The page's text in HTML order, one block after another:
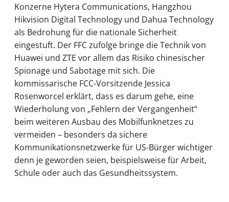
Konzerne Hytera Communications, Hangzhou
Hikvision Digital Technology und Dahua Technology
als Bedrohung für die nationale Sicherheit
eingestuft. Der FFC zufolge bringe die Technik von
Huawei und ZTE vor allem das Risiko chinesischer
Spionage und Sabotage mit sich. Die
kommissarische FCC-Vorsitzende Jessica
Rosenworcel erklärt, dass es darum gehe, eine
Wiederholung von „Fehlern der Vergangenheit“
beim weiteren Ausbau des Mobilfunknetzes zu
vermeiden – besonders da sichere
Kommunikationsnetzwerke für US-Bürger wichtiger
denn je geworden seien, beispielsweise für Arbeit,
Schule oder auch das Gesundheitssystem.